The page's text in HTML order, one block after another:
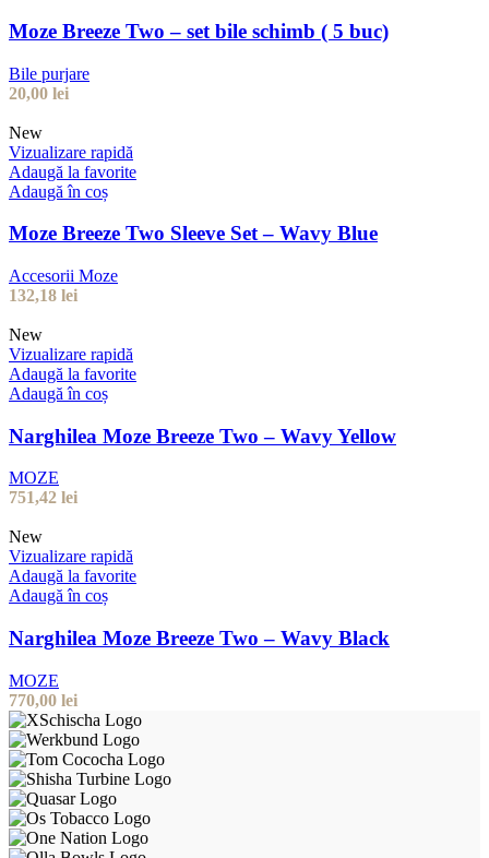
Moze Breeze Two – set bile schimb ( 5 buc)
Bile purjare
20,00 lei
New
Vizualizare rapidă
Adaugă la favorite
Adaugă în coș
Moze Breeze Two Sleeve Set – Wavy Blue
Accesorii Moze
132,18 lei
New
Vizualizare rapidă
Adaugă la favorite
Adaugă în coș
Narghilea Moze Breeze Two – Wavy Yellow
MOZE
751,42 lei
New
Vizualizare rapidă
Adaugă la favorite
Adaugă în coș
Narghilea Moze Breeze Two – Wavy Black
MOZE
770,00 lei